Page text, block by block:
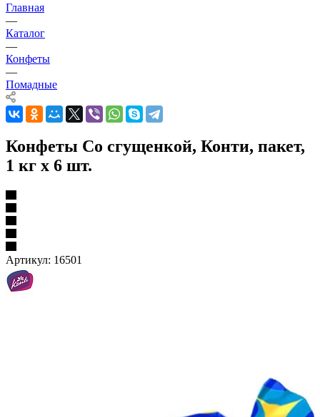
Главная
—
Каталог
—
Конфеты
—
Помадные
Конфеты Со сгущенкой, Конти, пакет,
1 кг х 6 шт.
Артикул: 16501